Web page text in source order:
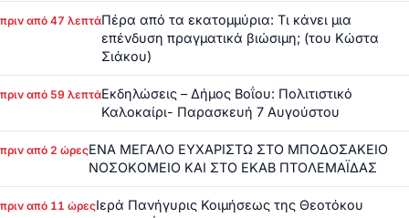
πριν από 47 λεπτάΠέρα από τα εκατομμύρια: Τι κάνει μια
επένδυση πραγματικά βιώσιμη; (του Κώστα
Σιάκου)
πριν από 59 λεπτάΕκδηλώσεις – Δήμος Βοΐου: Πολιτιστικό
Καλοκαίρι- Παρασκευή 7 Αυγούστου
πριν από 2 ώρεςΕΝΑ ΜΕΓΑΛΟ ΕΥΧΑΡΙΣΤΩ ΣΤΟ ΜΠΟΔΟΣΑΚΕΙΟ
ΝΟΣΟΚΟΜΕΙΟ ΚΑΙ ΣΤΟ ΕΚΑΒ ΠΤΟΛΕΜΑΪΔΑΣ
πριν από 11 ώρεςΙερά Πανήγυρις Κοιμήσεως της Θεοτόκου